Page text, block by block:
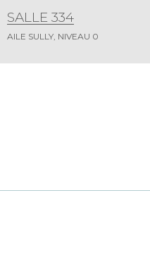
SALLE 334
AILE SULLY, NIVEAU 0